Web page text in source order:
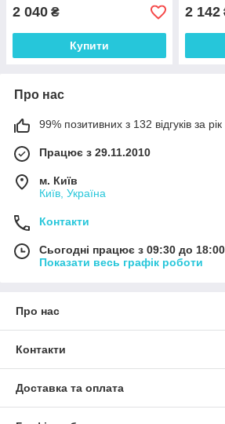
2 040 ₴
Купити
2 142
Про нас
99% позитивних з 132 відгуків за рік
Працює з 29.11.2010
м. Київ
Київ, Україна
Контакти
Сьогодні працює з 09:30 до 18:00
Показати весь графік роботи
Про нас
Контакти
Доставка та оплата